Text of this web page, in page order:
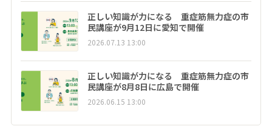
正しい知識が力になる 重症筋無力症の市
民講座が9月12日に愛知で開催
2026.07.13 13:00
正しい知識が力になる 重症筋無力症の市
民講座が8月8日に広島で開催
2026.06.15 13:00